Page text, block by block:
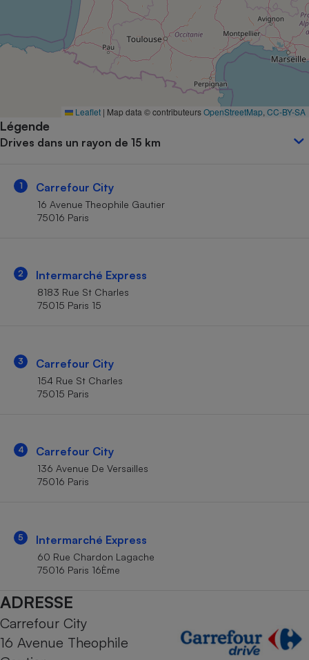
Leaflet | Map data © contributeursOpenStreetMap CC-BY-SA
Légende
Drives dans un rayon de 15 km
1 Carrefour City
16 Avenue Theophile Gautier
75016 Paris
2 Intermarché Express
8183 Rue St Charles
75015 Paris 15
3 Carrefour City
154 Rue St Charles
75015 Paris
4 Carrefour City
136 Avenue De Versailles
75016 Paris
5 Intermarché Express
60 Rue Chardon Lagache
75016 Paris 16Ème
ADRESSE
Carrefour City
16 Avenue Theophile
Complément
alimentaire
Assurance emprunteur
Petit électroménager -
Cafetière à expressos
Mutuelle